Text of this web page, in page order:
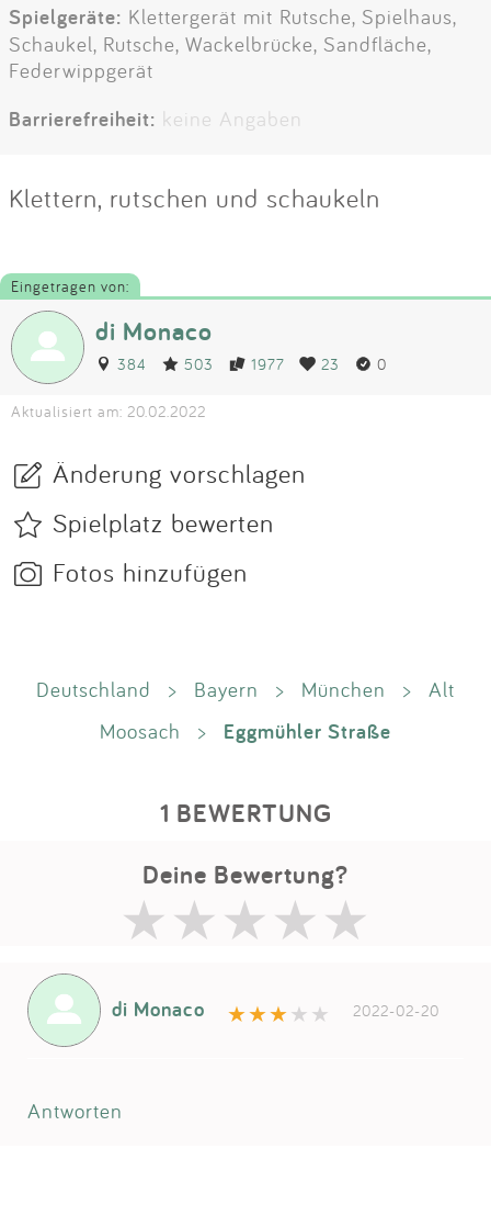
Spielgeräte: Klettergerät mit Rutsche, Spielhaus,
Schaukel, Rutsche, Wackelbrücke, Sandfläche,
Federwippgerät
Barrierefreiheit: keine Angaben
Klettern, rutschen und schaukeln
Eingetragen von:
di Monaco
384 503 1977 23 0
Aktualisiert am: 20.02.2022
Änderung vorschlagen
Spielplatz bewerten
Fotos hinzufügen
Deutschland > Bayern > München >
Alt
Moosach
> Eggmühler Straße
1 BEWERTUNG
Deine Bewertung?
di Monaco 2022-02-20
Antworten